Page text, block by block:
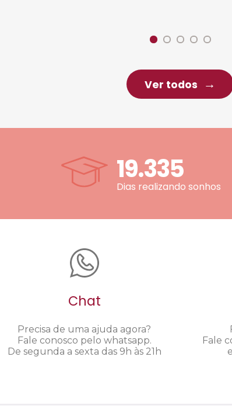
Ver todos
19.335
Dias realizando sonhos
Chat
Precisa de uma ajuda agora?
Fale conosco pelo whatsapp.
De segunda a sexta das 9h às 21h
Fale